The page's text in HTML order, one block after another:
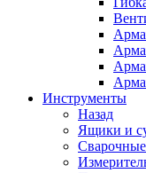
Инструменты
Назад
Ящики и